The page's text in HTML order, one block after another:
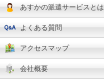
あすかの派遣サービスとは
よくある質問
アクセスマップ
会社概要